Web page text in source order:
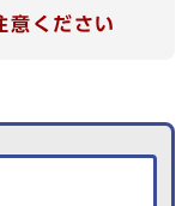
意ください